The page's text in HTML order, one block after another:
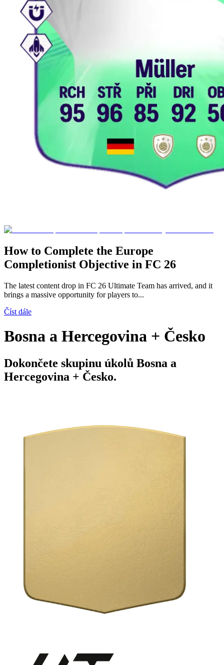
How to Complete the Europe
Completionist Objective in FC 26
The latest content drop in FC 26 Ultimate Team has arrived, and it
brings a massive opportunity for players to...
Číst dále
Bosna a Hercegovina + Česko
Dokončete skupinu úkolů Bosna a
Hercegovina + Česko.